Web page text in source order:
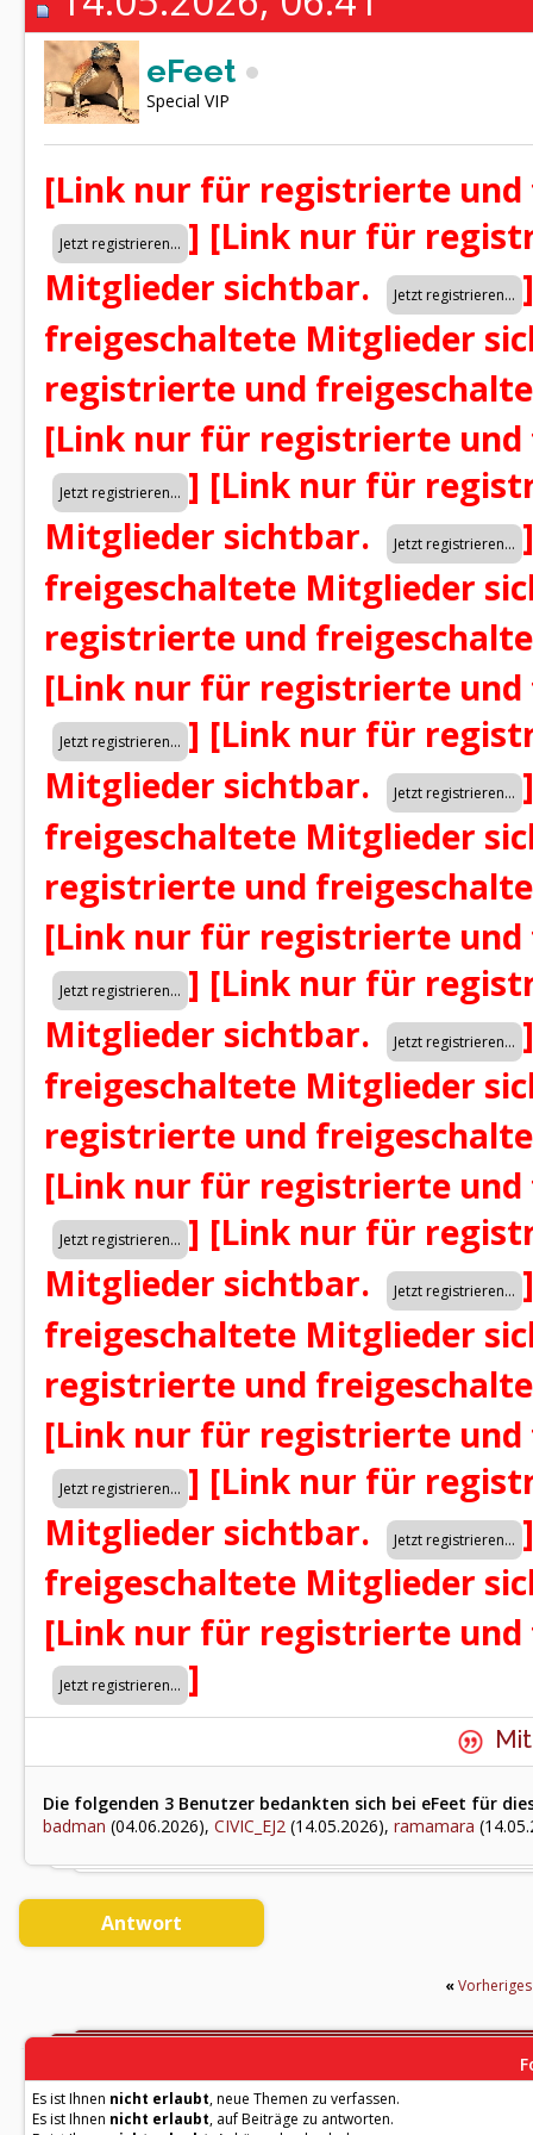
eFeet
Special VIP
[Link nur für registrierte
] [Link nur für
Mitglieder sichtbar.
]
freigeschaltete Mitglieder
registrierte und
[Link nur für registrierte
] [Link nur für
Mitglieder sichtbar.
]
freigeschaltete Mitglieder
registrierte und
[Link nur für registrierte
] [Link nur für
Mitglieder sichtbar.
]
freigeschaltete Mitglieder
registrierte und
[Link nur für registrierte
] [Link nur für
Mitglieder sichtbar.
]
freigeschaltete Mitglieder
registrierte und
[Link nur für registrierte
] [Link nur für
Mitglieder sichtbar.
]
freigeschaltete Mitglieder
registrierte und
[Link nur für registrierte
] [Link nur für
Mitglieder sichtbar.
]
freigeschaltete Mitglieder
[Link nur für registrierte
]
Die folgenden 3 Benutzer bedankten sich bei eFeet für
badman (04.06.2026), CIVIC_EJ2 (14.05.2026), ramamara
Antwort
«
Es ist Ihnen nicht erlaubt, neue Themen zu verfassen.
Es ist Ihnen nicht erlaubt, auf Beiträge zu antworten.